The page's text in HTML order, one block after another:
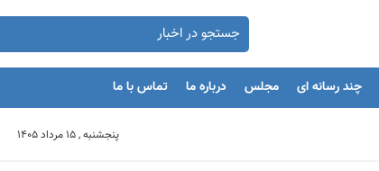
چند رسانه ای مجلس درباره ما تماس با ما
پنجشنبه , 15 مرداد 1405